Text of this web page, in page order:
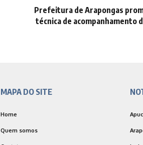
Prefeitura de Arapongas
técnica de acompanhamento
MAPA DO SITE
Home
Quem somos